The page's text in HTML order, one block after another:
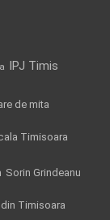
IPJ Timis
de mita
Timisoara
Sorin Grindeanu
Timisoara